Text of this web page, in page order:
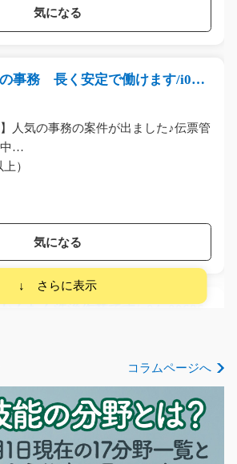
気になる
事務 長く安定で働けます/i01_
】人気の事務の案件が出ました♪伝票管
中…
）
気になる
んたん洗浄作業です/g04_00696
す！未経験の方も大歓迎です！仮設
上）
給1688円
市
コラムページへ